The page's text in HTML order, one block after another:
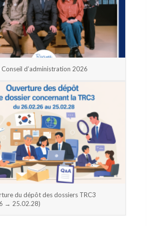
Conseil d’administration 2026
du dépôt des dossiers TRC3
→ 25.02.28)